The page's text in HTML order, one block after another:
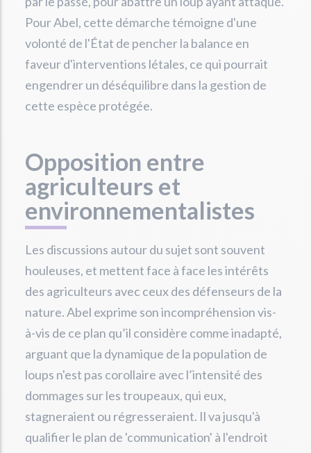
Pour Abel, cette démarche témoigne d'une
volonté de l'État de pencher la balance en
faveur d'interventions létales, ce qui pourrait
engendrer un déséquilibre dans la gestion de
cette espèce protégée.
Opposition entre
agriculteurs et
environnementalistes
Les discussions autour du sujet sont souvent
houleuses, et mettent face à face les intérêts
des agriculteurs avec ceux des défenseurs de la
nature. Abel exprime son incompréhension vis-
à-vis de ce plan qu’il considère comme inadapté,
arguant que la dynamique de la population de
loups n'est pas corollaire avec l’intensité des
dommages sur les troupeaux, qui eux,
stagneraient ou régresseraient. Il va jusqu'à
qualifier le plan de 'communication' à l'endroit